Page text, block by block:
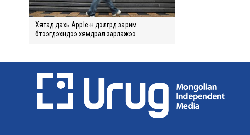
Хятад дахь Apple-н дэлгүүрүүд зарим
бүтээгдэхүүндээ хямдрал зарлажээ